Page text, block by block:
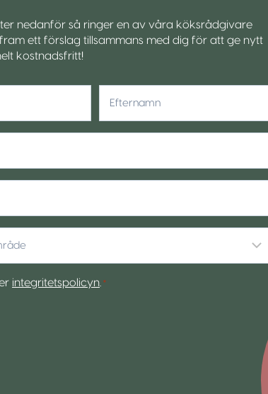
nedanför så ringer en av våra köksrådgivare
ett förslag tillsammans med dig för att ge nytt
kostnadsfritt!
Efternamn
integritetspolicyn. *